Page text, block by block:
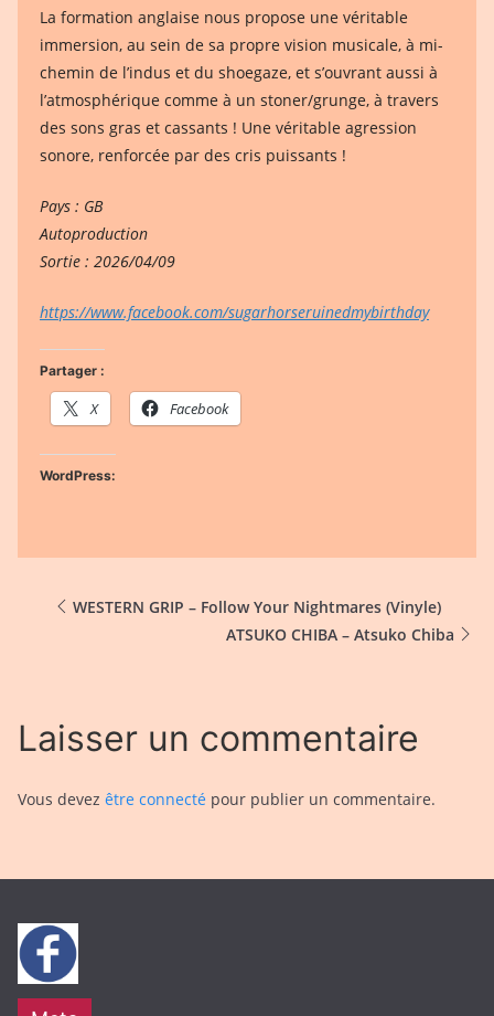
La formation anglaise nous propose une véritable
immersion, au sein de sa propre vision musicale, à mi-
chemin de l’indus et du shoegaze, et s’ouvrant aussi à
l’atmosphérique comme à un stoner/grunge, à travers
des sons gras et cassants ! Une véritable agression
sonore, renforcée par des cris puissants !
Pays : GB
Autoproduction
Sortie : 2026/04/09
https://www.facebook.com/sugarhorseruinedmybirthday
Partager :
X Facebook
WordPress:
WESTERN GRIP – Follow Your Nightmares (Vinyle)
ATSUKO CHIBA – Atsuko Chiba
Laisser un commentaire
Vous devez être connecté pour publier un commentaire.